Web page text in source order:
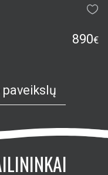
890€
paveikslų